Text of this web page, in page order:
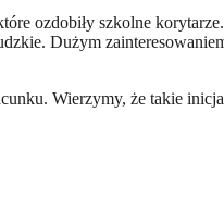
ozdobiły szkolne
Dużym
Wierzymy, że takie